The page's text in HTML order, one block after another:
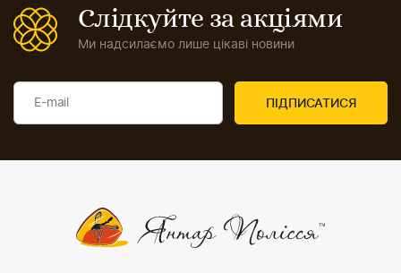
Слідкуйте за акціями
Ми надсилаємо лише цікаві новини